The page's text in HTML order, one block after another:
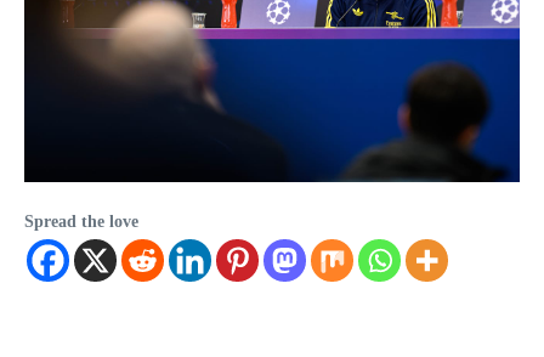
Spread the love